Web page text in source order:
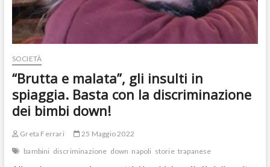
SOCIETÀ
“Brutta e malata”, gli insulti in
spiaggia. Basta con la discriminazione
dei bimbi down!
Greta Ferrari
25 Maggio 2022
bambini discriminazione down napoli storie trapanese